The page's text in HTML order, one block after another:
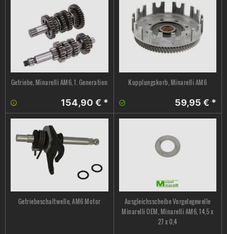
Getriebe, Minarelli AM6, 1. Generation
154,90 € *
Kupplungskorb, Minarelli AM6
59,95 € *
Getriebeschaltwelle, AM6 Motor
Ausgleichsscheibe Vorgelegewelle
Minarelli OEM, Minarelli AM6, 14,5 x
27 x 0,4